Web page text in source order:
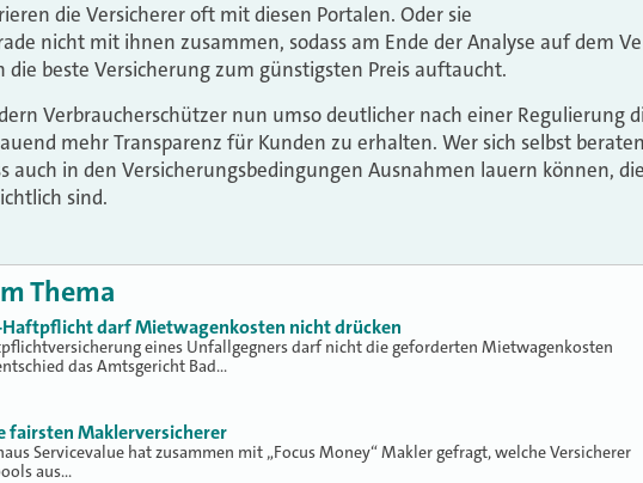
die Versicherer oft mit diesen Portalen. Oder sie
nicht mit ihnen zusammen, sodass am Ende der Analyse auf dem
die beste Versicherung zum günstigsten Preis auftaucht.
Verbraucherschützer nun umso deutlicher nach einer Regulierung
mehr Transparenz für Kunden zu erhalten. Wer sich selbst
auch in den Versicherungsbedingungen Ausnahmen lauern können,
sind.
Thema
Haftpflicht darf Mietwagenkosten nicht drücken
eines Unfallgegners darf nicht die geforderten Mietwagenkosten
das Amtsgericht Bad…
fairsten Maklerversicherer
Servicevalue hat zusammen mit „Focus Money“ Makler gefragt, welche Versicherer
aus…